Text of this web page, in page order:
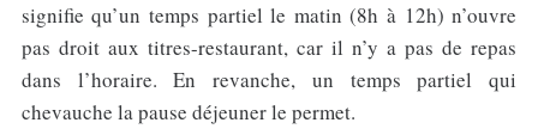
signifie qu’un temps partiel le matin (8h à 12h) n’ouvre
pas droit aux titres-restaurant, car il n’y a pas de repas
dans l’horaire. En revanche, un temps partiel qui
chevauche la pause déjeuner le permet.